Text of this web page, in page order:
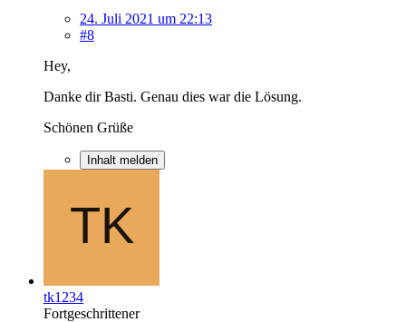
24. Juli 2021 um 22:13
#8
Hey,
Danke dir Basti. Genau dies war die Lösung.
Schönen Grüße
Inhalt melden
tk1234
Fortgeschrittener